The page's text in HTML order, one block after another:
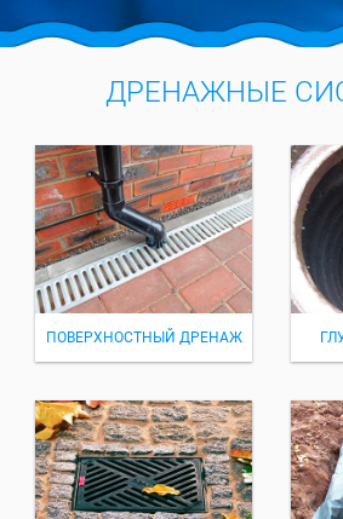
ДРЕНАЖНЫЕ
ПОВЕРХНОСТНЫЙ ДРЕНАЖ